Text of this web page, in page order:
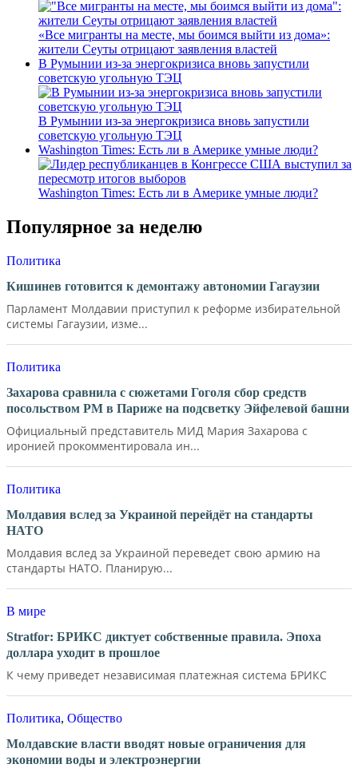
«Все мигранты на месте, мы боимся выйти из дома»:
жители Сеуты отрицают заявления властей
В Румынии из-за энергокризиса вновь запустили
советскую угольную ТЭЦ
В Румынии из-за энергокризиса вновь запустили
советскую угольную ТЭЦ
Washington Times: Есть ли в Америке умные люди?
Washington Times: Есть ли в Америке умные люди?
Популярное за неделю
Политика
Кишинев готовится к демонтажу автономии Гагаузии
Парламент Молдавии приступил к реформе избирательной
системы Гагаузии, изме...
Политика
Захарова сравнила с сюжетами Гоголя сбор средств
посольством РМ в Париже на подсветку Эйфелевой башни
Официальный представитель МИД Мария Захарова с
иронией прокомментировала ин...
Политика
Молдавия вслед за Украиной перейдёт на стандарты
НАТО
Молдавия вслед за Украиной переведет свою армию на
стандарты НАТО. Планирую...
В мире
Stratfor: БРИКС диктует собственные правила. Эпоха
доллара уходит в прошлое
К чему приведет независимая платежная система БРИКС
Политика, Общество
Молдавские власти вводят новые ограничения для
экономии воды и электроэнергии